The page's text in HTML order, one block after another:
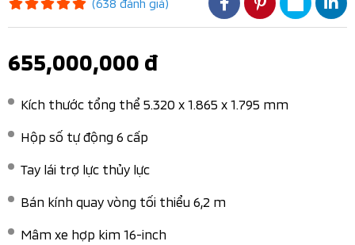
655,000,000 đ
Kích thước tổng thể 5.320 x 1.865 x 1.795 mm​
Hộp số tự động 6 cấp​
Tay lái trợ lực thủy lực​
Bán kính quay vòng tối thiểu 6,2 m​
Mâm xe hợp kim 16-inch​